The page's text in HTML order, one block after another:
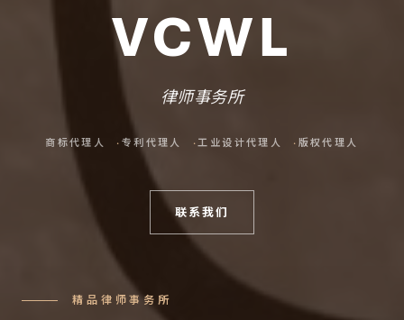
VCWL
律师事务所
商标代理人 专利代理人 工业设计代理人 版权代理人
联系我们
精品律师事务所